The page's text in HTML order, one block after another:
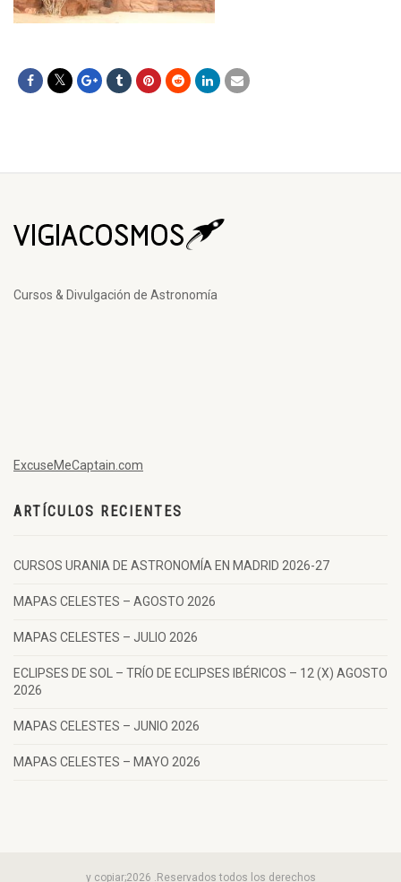
Cursos & Divulgación de Astronomía
ExcuseMeCaptain.com
ARTÍCULOS RECIENTES
CURSOS URANIA DE ASTRONOMÍA EN MADRID 2026-27
MAPAS CELESTES – AGOSTO 2026
MAPAS CELESTES – JULIO 2026
ECLIPSES DE SOL – TRÍO DE ECLIPSES IBÉRICOS – 12 (X) AGOSTO
2026
MAPAS CELESTES – JUNIO 2026
MAPAS CELESTES – MAYO 2026
y copiar;2026 .Reservados todos los derechos